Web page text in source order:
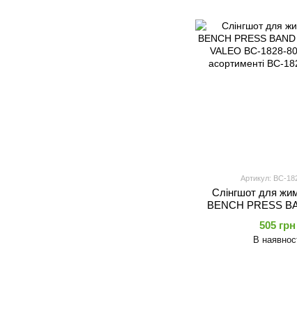
Артикул: BC-
Слінгшот для
BENCH PRESS
кольори в505 грн
В